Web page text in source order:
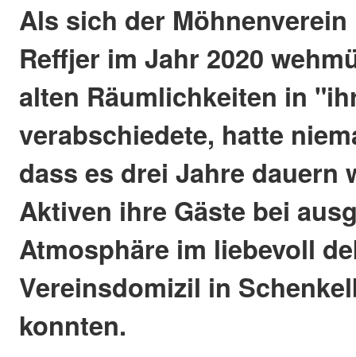
Als sich der
Reffjer im Jahr 2020
alten Räumlichkeiten in
verabschiedete, hatte
dass es drei Jahre dauern
Aktiven ihre Gäste bei
Atmosphäre im liebevoll
Vereinsdomizil in
konnten.